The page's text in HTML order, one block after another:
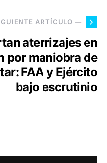
ARTÍCULO —
aterrizajes en
por maniobra de
FAA y Ejército
bajo escrutinio